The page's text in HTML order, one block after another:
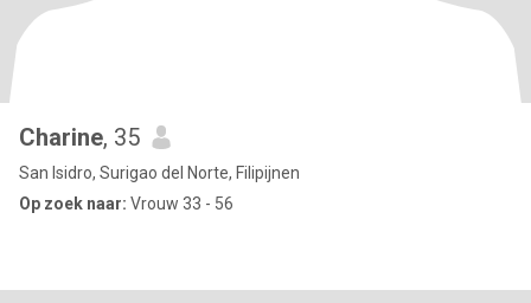
Charine, 35
San Isidro, Surigao del Norte, Filipijnen
Op zoek naar: Vrouw 33 - 56